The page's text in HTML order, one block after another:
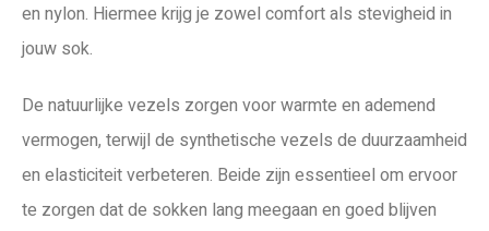
en nylon. Hiermee krijg je zowel comfort als stevigheid in
jouw sok.
De natuurlijke vezels zorgen voor warmte en ademend
vermogen, terwijl de synthetische vezels de duurzaamheid
en elasticiteit verbeteren. Beide zijn essentieel om ervoor
te zorgen dat de sokken lang meegaan en goed blijven